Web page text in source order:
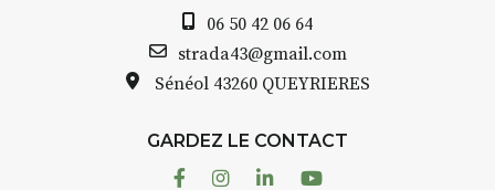
06 50 42 06 64
strada43@gmail.com
Sénéol 43260 QUEYRIERES
GARDEZ LE CONTACT
FacebookInstagram
LinkedinYoutube